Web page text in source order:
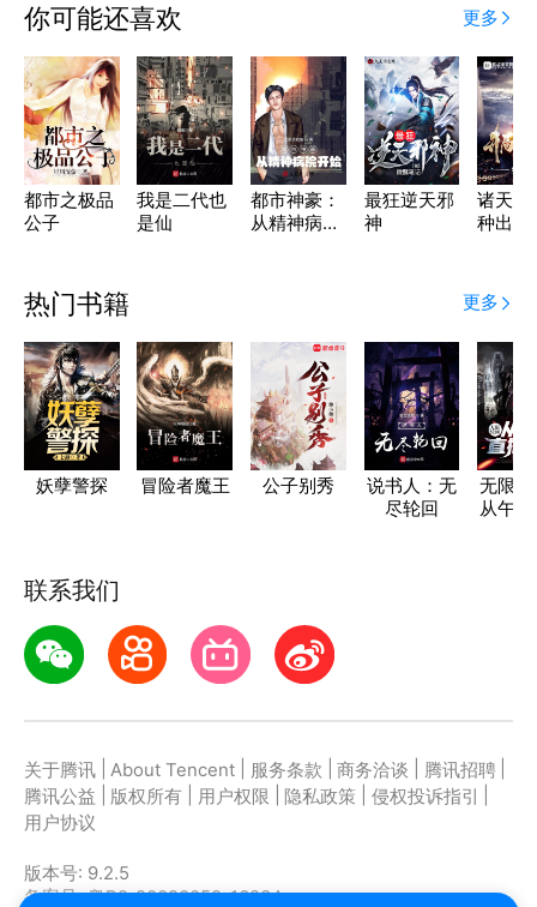
你可能还喜欢 更多
都市之极品
公子
我是二代也
是仙
都市神豪：
从精神病院
最狂逆天邪
神
诸天：
种出了
热门书籍 更多
妖孽警探 冒险者魔王 公子别秀
说书人：无
尽轮回
无限
从午
联系我们
关于腾讯 About Tencent 服务条款 商务洽谈 腾讯招聘
腾讯公益
版权所有 用户权限 隐私政策 侵权投诉指引
用户协议
版本号: 9.2.5
备案号: 粤B2-20090059-1623A